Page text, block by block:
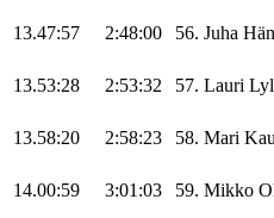
13.47:57 2:48:00 56. Juha
13.53:28 2:53:32 57. Lauri
13.58:20 2:58:23 58. Mari
14.00:59 3:01:03 59. Mikko